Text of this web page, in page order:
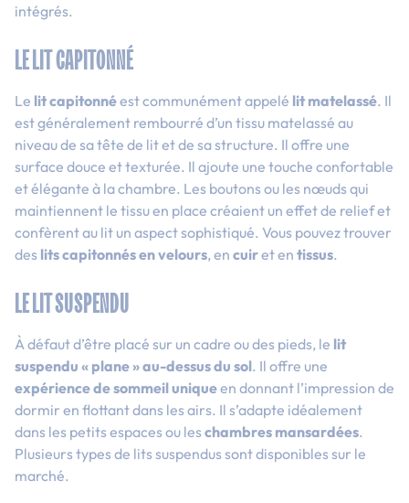
intégrés.
LE LIT CAPITONNÉ
Le lit capitonnéest communément appelé lit matelassé. Il
est généralement rembourré d’un tissu matelassé au
niveau de sa tête de lit et de sa structure. Il offre une
surface douce et texturée. Il ajoute une touche confortable
et élégante à la chambre. Les boutons ou les nœuds qui
maintiennent le tissu en place créaient un effet de relief et
confèrent au lit un aspect sophistiqué. Vous pouvez trouver
des lits capitonnés en velours, en cuiret en tissus.
LE LIT SUSPENDU
À défaut d’être placé sur un cadre ou des pieds, le lit
suspendu « plane » au-dessus du sol. Il offre une
expérience de sommeil uniqueen donnant l’impression de
dormir en flottant dans les airs. Il s’adapte idéalement
dans les petits espaces ou les chambres mansardées.
Plusieurs types de lits suspendus sont disponibles sur le
marché.